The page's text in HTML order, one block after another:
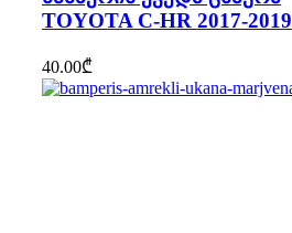
TOYOTA C-HR 2017-2019
40.00₾